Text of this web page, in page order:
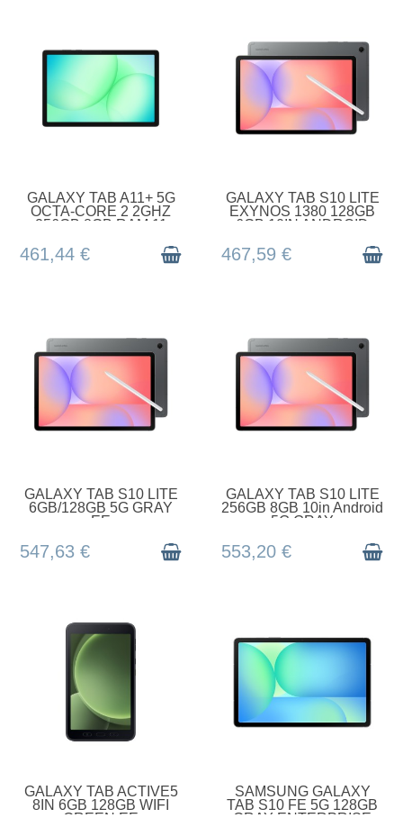
EN STOCK
GALAXY TAB A11+ 5G
OCTA-CORE 2 2GHZ
256GB 8GB RAM 11
461,44 €
EN STOCK
GALAXY TAB S10 LITE
EXYNOS 1380 128GB
6GB 10IN ANDROID
467,59 €
EN STOCK
GALAXY TAB S10 LITE
6GB/128GB 5G GRAY
EE
547,63 €
EN STOCK
GALAXY TAB S10 LITE
256GB 8GB 10in Android
5G GRAY
553,20 €
EN STOCK
GALAXY TAB ACTIVE5
8IN 6GB 128GB WIFI
GREEN EE
EN STOCK
SAMSUNG GALAXY
TAB S10 FE 5G 128GB
GRAY ENTERPRISE